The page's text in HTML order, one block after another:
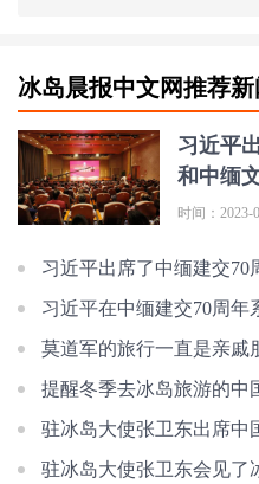
冰岛晨报中文网推荐新
习近平
和中缅
时间：2023-
莫道军的旅行一直是亲戚
提醒冬季去冰岛旅游的中
驻冰岛大使张卫东会见了